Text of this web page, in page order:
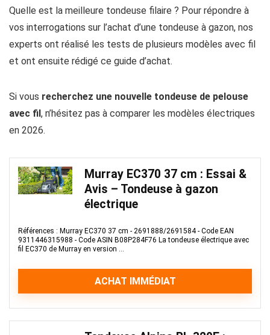
Quelle est la meilleure tondeuse filaire ? Pour répondre à
vos interrogations sur l’achat d’une tondeuse à gazon, nos
experts ont réalisé les tests de plusieurs modèles avec fil
et ont ensuite rédigé ce guide d’achat.
Si vous recherchez une nouvelle tondeuse de pelouse
avec fil, n’hésitez pas à comparer les modèles électriques
en 2026.
Murray EC370 37 cm : Essai &
Avis – Tondeuse à gazon
électrique
Références : Murray EC370 37 cm - 2691888/2691584 - Code EAN
9311446315988 - Code ASIN B08P284F76 La tondeuse électrique avec
fil EC370 de Murray en version ...
ACHAT IMMÉDIAT